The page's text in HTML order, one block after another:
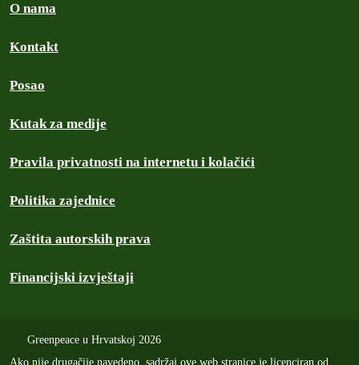
O nama
Kontakt
Posao
Kutak za medije
Pravila privatnosti na internetu i kolačići
Politika zajednice
Zaštita autorskih prava
Financijski izvještaji
Greenpeace u Hrvatskoj 2026
Ako nije drugačije navedeno, sadržaj ove web stranice je licenciran od